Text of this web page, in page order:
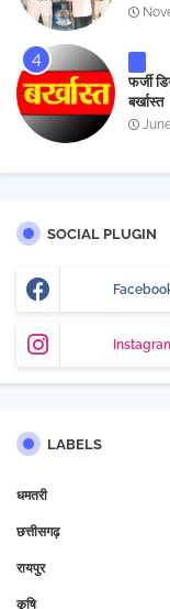
फर्जी
बर्खास्त
SOCIAL PLUGIN
LABELS
धमतरी
छत्तीसगढ़
रायपुर
कृषि